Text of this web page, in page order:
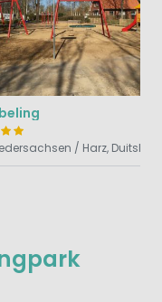
/ Harz,